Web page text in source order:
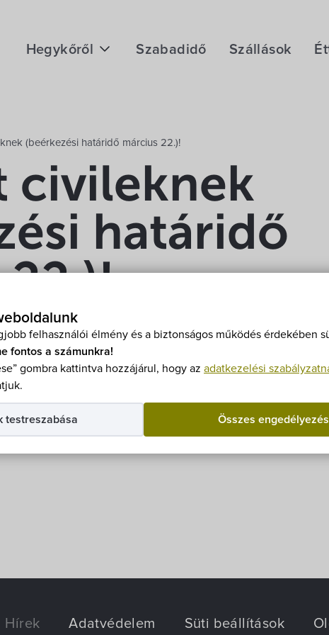
felhasználói élmény és a biztonságos működés érdekében
fontos a számunkra!
gombra kattintva hozzájárul, hogy az adatkezelési
Összes
testreszabása
Hegykőről
Földrajzi adottság
Éghajlat
Hegykő történelme
Szabadidő Szállások
(beérkezési határidő március 22.)!
civileknek
határidő
22.)!
Képviselő-testülete pályázatot írt ki helyi civil
letölthető.
Hírek Adatvédelem Süti beállítások